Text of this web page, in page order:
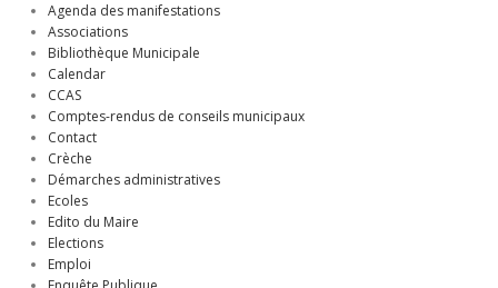
Agenda des manifestations
Associations
Bibliothèque Municipale
Calendar
CCAS
Comptes-rendus de conseils municipaux
Contact
Crèche
Démarches administratives
Ecoles
Edito du Maire
Elections
Emploi